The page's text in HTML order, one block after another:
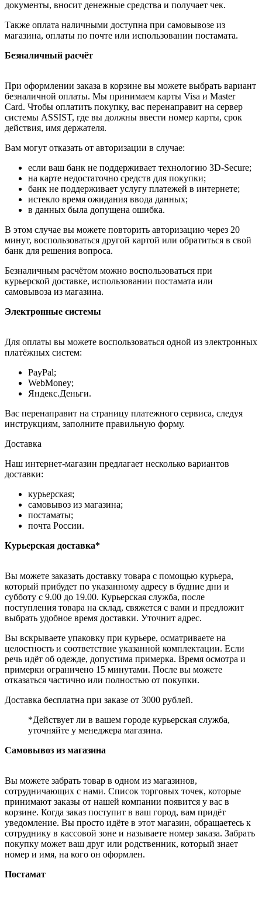
документы, вносит денежные средства и получает чек.
Также оплата наличными доступна при самовывозе из
магазина, оплаты по почте или использовании постамата.
Безналичный расчёт
При оформлении заказа в корзине вы можете выбрать вариант
безналичной оплаты. Мы принимаем карты Visa и Master
Card. Чтобы оплатить покупку, вас перенаправит на сервер
системы ASSIST, где вы должны ввести номер карты, срок
действия, имя держателя.
Вам могут отказать от авторизации в случае:
если ваш банк не поддерживает технологию 3D-Secure;
на карте недостаточно средств для покупки;
банк не поддерживает услугу платежей в интернете;
истекло время ожидания ввода данных;
в данных была допущена ошибка.
В этом случае вы можете повторить авторизацию через 20
минут, воспользоваться другой картой или обратиться в свой
банк для решения вопроса.
Безналичным расчётом можно воспользоваться при
курьерской доставке, использовании постамата или
самовывоза из магазина.
Электронные системы
Для оплаты вы можете воспользоваться одной из электронных
платёжных систем:
PayPal;
WebMoney;
Яндекс.Деньги.
Вас перенаправит на страницу платежного сервиса, следуя
инструкциям, заполните правильную форму.
Доставка
Наш интернет-магазин предлагает несколько вариантов
доставки:
курьерская;
самовывоз из магазина;
постаматы;
почта России.
Курьерская доставка*
Вы можете заказать доставку товара с помощью курьера,
который прибудет по указанному адресу в будние дни и
субботу с 9.00 до 19.00. Курьерская служба, после
поступления товара на склад, свяжется с вами и предложит
выбрать удобное время доставки. Уточнит адрес.
Вы вскрываете упаковку при курьере, осматриваете на
целостность и соответствие указанной комплектации. Если
речь идёт об одежде, допустима примерка. Время осмотра и
примерки ограничено 15 минутами. После вы можете
отказаться частично или полностью от покупки.
Доставка бесплатна при заказе от 3000 рублей.
*Действует ли в вашем городе курьерская служба,
уточняйте у менеджера магазина.
Самовывоз из магазина
Вы можете забрать товар в одном из магазинов,
сотрудничающих с нами. Список торговых точек, которые
принимают заказы от нашей компании появится у вас в
корзине. Когда заказ поступит в ваш город, вам придёт
уведомление. Вы просто идёте в этот магазин, обращаетесь к
сотруднику в кассовой зоне и называете номер заказа. Забрать
покупку может ваш друг или родственник, который знает
номер и имя, на кого он оформлен.
Постамат